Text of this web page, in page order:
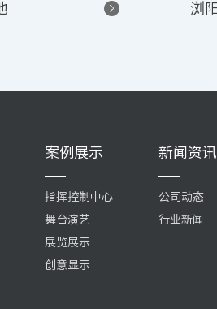
案例展示
指挥控制中心
舞台演艺
展览展示
创意显示
新闻资讯
公司动态
行业新闻